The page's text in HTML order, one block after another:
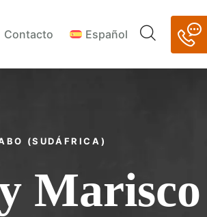
Contacto Español
(SUDÁFRICA)
Marisco